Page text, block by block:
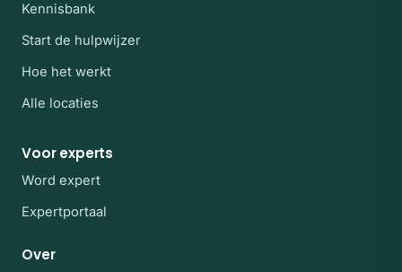
Kennisbank
Start de hulpwijzer
Hoe het werkt
Alle locaties
Voor experts
Word expert
Expertportaal
Over